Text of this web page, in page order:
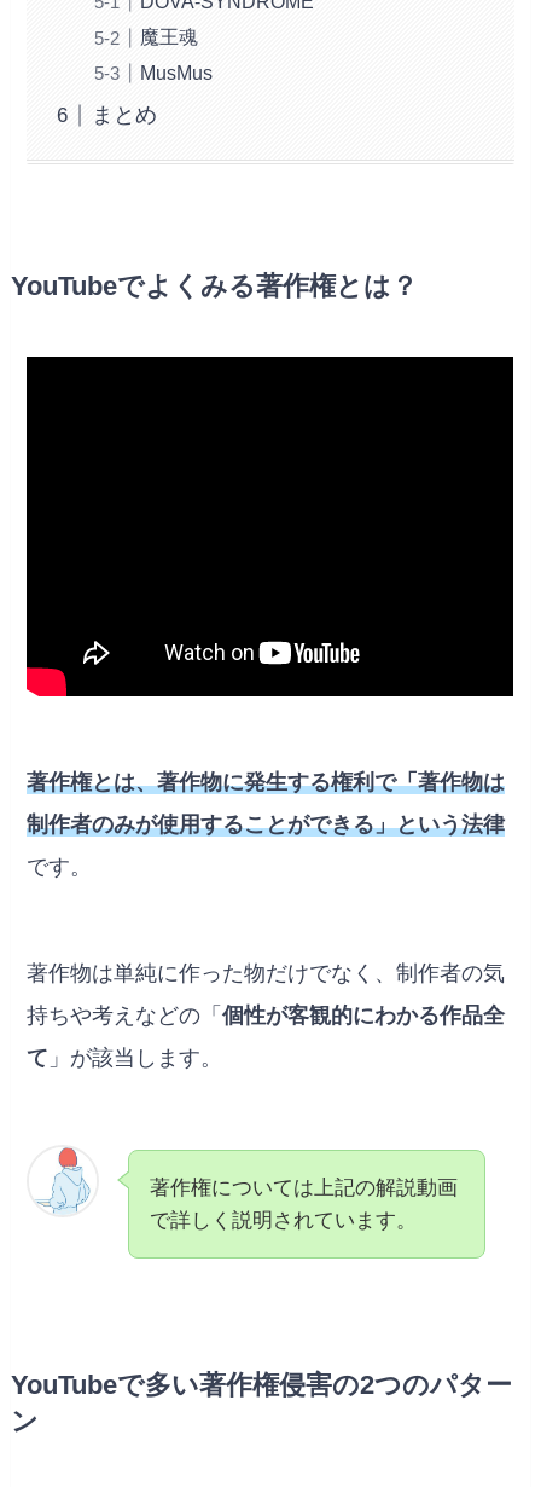
魔王魂
MusMus
まとめ
YouTubeでよくみる著作権とは？
著作権とは、著作物に発生する権利で「著作物は
制作者のみが使用することができる」という法律
です。
著作物は単純に作った物だけでなく、制作者の気
持ちや考えなどの「個性が客観的にわかる作品全
て 」が該当します。
著作権については上記の解説動画
で詳しく説明されています。
YouTubeで多い著作権侵害の2つのパター
ン